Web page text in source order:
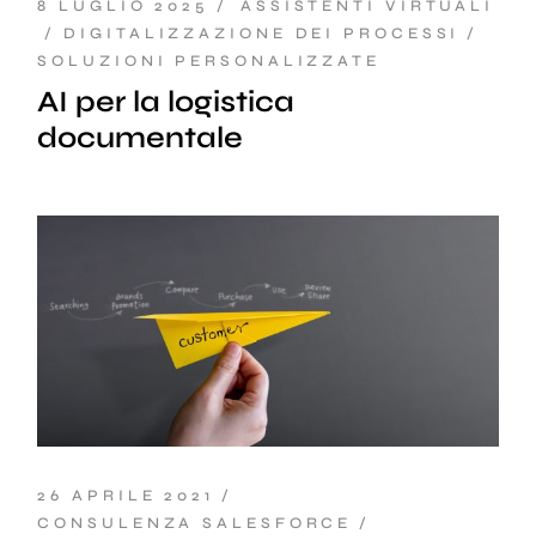
8 LUGLIO 2025
ASSISTENTI VIRTUALI
DIGITALIZZAZIONE DEI PROCESSI
SOLUZIONI PERSONALIZZATE
AI per la logistica
documentale
26 APRILE 2021
CONSULENZA SALESFORCE